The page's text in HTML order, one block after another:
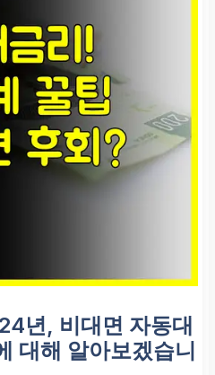
년, 비대면 자동대
대해 알아보겠습니